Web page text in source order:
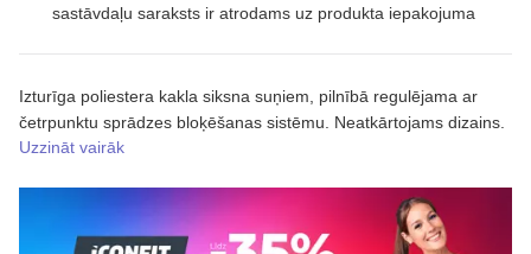
Izturīga poliestera kakla siksna suņiem, pilnībā regulējama ar
četrpunktu sprādzes bloķēšanas sistēmu. Neatkārtojams dizains.
Uzzināt vairāk
sastāvdaļu saraksts ir atrodams uz produkta iepakojuma